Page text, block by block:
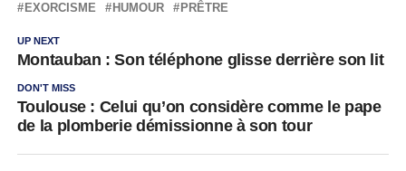
EXORCISME
HUMOUR PRÊTRE
UP NEXT
Montauban : Son téléphone glisse derrière son lit
DON'T MISS
Toulouse : Celui qu’on considère comme le pape
de la plomberie démissionne à son tour